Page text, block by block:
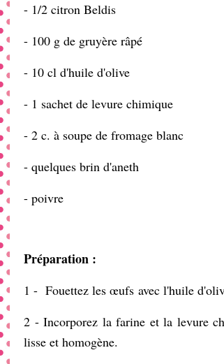
- 1/2 citron Beldis
- 100 g de gruyère râpé
- 10 cl d'huile d'olive
- 1 sachet de levure chimique
- 2 c. à soupe de fromage blanc
- quelques brin d'aneth
- poivre
Préparation :
1 - Fouettez les œufs avec l'huile
2 - Incorporez la farine et la levure
lisse et homogène.